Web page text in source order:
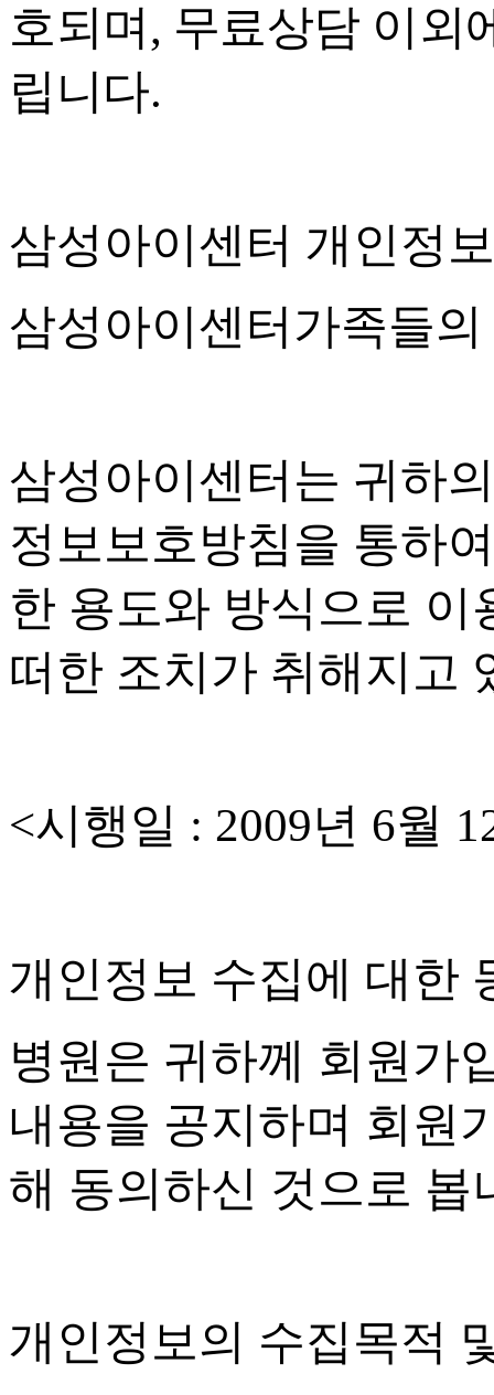
호되며, 무료상담 이외
립니다.
삼성아이센터 개인정
삼성아이센터가족들
삼성아이센터는 귀하
정보보호방침을 통하
한 용도와 방식으로
떠한 조치가 취해지고
<시행일 : 2009년 6월
개인정보 수집에 대한
병원은 귀하께 회원가
내용을 공지하며 회원
해 동의하신 것으로 봅
개인정보의 수집목적